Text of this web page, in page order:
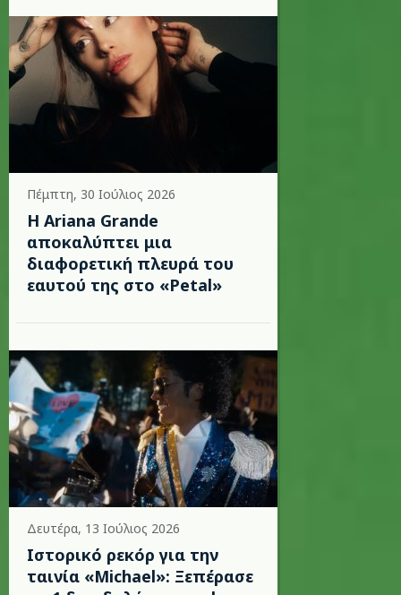
Πέμπτη, 30 Ιούλιος 2026
Η Ariana Grande
αποκαλύπτει μια
διαφορετική πλευρά του
εαυτού της στο «Petal»
Δευτέρα, 13 Ιούλιος 2026
Ιστορικό ρεκόρ για την
ταινία «Michael»: Ξεπέρασε